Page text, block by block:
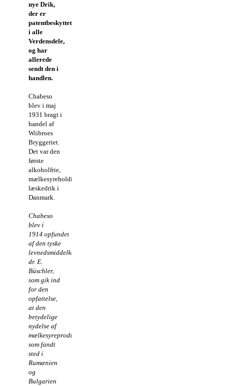
nye Drik,
der er
patentbeskyttet
i alle
Verdensdele,
og har
allerede
sendt den i
handlen.
Chabeso
blev i maj
1931 bragt i
handel af
Wiibroes
Bryggeriet.
Det var den
første
alkoholfrie,
mælkesyreholdige
læskedrik i
Danmark.
Chabeso
blev i
1914 opfundet
af den tyske
levnedsmiddelkemiker
dr. E.
Büschler,
som gik ind
for den
opfattelse,
at den
betydelige
nydelse af
mælkesyreprodukter,
som fandt
sted i
Rumænien
og
Bulgarien